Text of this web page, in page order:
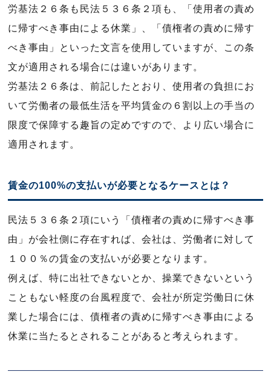
労基法２６条も民法５３６条２項も、「使用者の責め
に帰すべき事由による休業」、「債権者の責めに帰す
べき事由」といった文言を使用していますが、この条
文が適用される場合には違いがあります。
労基法２６条は、前記したとおり、使用者の負担にお
いて労働者の最低生活を平均賃金の６割以上の手当の
限度で保障する趣旨の定めですので、より広い場合に
適用されます。
賃金の100%の支払いが必要となるケースとは？
民法５３６条２項にいう「債権者の責めに帰すべき事
由」が会社側に存在すれば、会社は、労働者に対して
１００％の賃金の支払いが必要となります。
例えば、特に出社できないとか、操業できないという
こともない軽度の台風程度で、会社が所定労働日に休
業した場合には、債権者の責めに帰すべき事由による
休業に当たるとされることがあると考えられます。